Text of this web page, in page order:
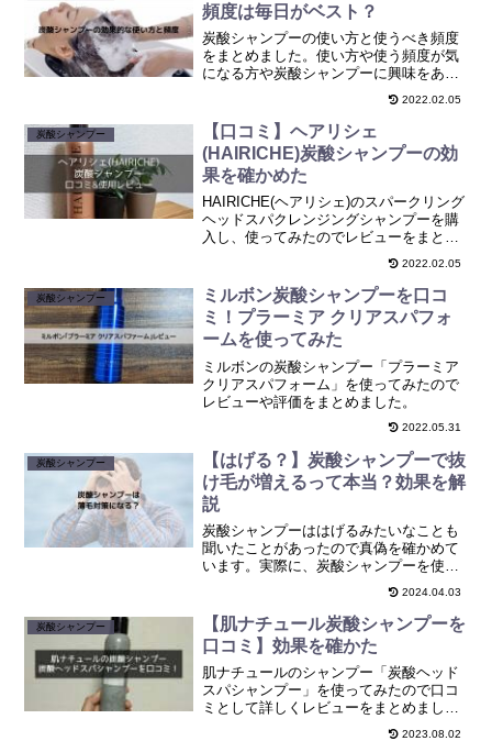
頻度は毎日がベスト？
炭酸シャンプーの使い方と使うべき頻度
をまとめました。使い方や使う頻度が気
になる方や炭酸シャンプーに興味をある
2022.02.05
炭酸シャンプー
【口コミ】ヘアリシェ
(HAIRICHE)炭酸シャンプーの効
果を確かめた
HAIRICHE(ヘアリシェ)のスパークリング
ヘッドスパクレンジングシャンプーを購
入し、使ってみたのでレビューをまとめ
ました！口コミもまとめていますので参
2022.02.05
炭酸シャンプー
ミルボン炭酸シャンプーを口コ
ミ！プラーミア クリアスパフォ
ームを使ってみた
ミルボンの炭酸シャンプー「プラーミア
クリアスパフォーム」を使ってみたので
レビューや評価をまとめました。
2022.05.31
炭酸シャンプー
【はげる？】炭酸シャンプーで抜
け毛が増えるって本当？効果を解
説
炭酸シャンプーははげるみたいなことも
聞いたことがあったので真偽を確かめて
います。実際に、炭酸シャンプーを使っ
てみて薄毛対策・育毛に使えるものなん
じゃないかと思っています。本記事では
炭酸シャンプーの効果・使い方・デメリ
ット・おすすめの商品についてまとめて
います。
2024.04.03
炭酸シャンプー
【肌ナチュール炭酸シャンプーを
口コミ】効果を確かた
肌ナチュールのシャンプー「炭酸ヘッド
スパシャンプー」を使ってみたので口コ
ミとして詳しくレビューをまとめまし
た。1つの評判として参考にしてくださ
2023.08.02